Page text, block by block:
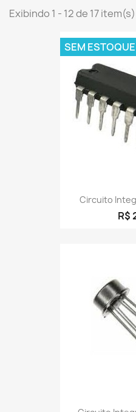
Exibindo 1 - 12 de 17 item(s)
Circuito
R$
SEM ESTOQUE